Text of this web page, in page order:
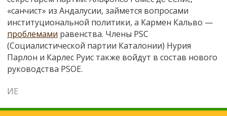
«санчист» из Андалусии, займется вопросами
институциональной политики, а Кармен Кальво —
проблемами равенства. Члены PSC
(Социалистической партии Каталонии) Нурия
Парлон и Карлес Руис также войдут в состав нового
руководства PSOE.
ИЕ